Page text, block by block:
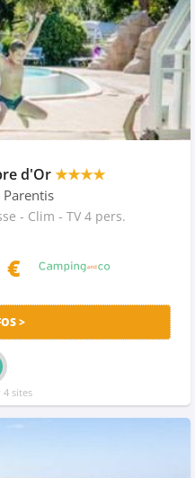
d'Or★★★★
Parentis
- Clim - TV 4 pers.
€
>
4 sites